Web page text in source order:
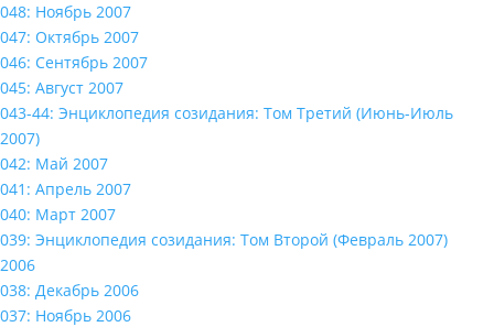
048: Ноябрь 2007
047: Октябрь 2007
046: Сентябрь 2007
045: Август 2007
043-44: Энциклопедия созидания: Том Третий (Июнь-Июль
2007)
042: Май 2007
041: Апрель 2007
040: Март 2007
039: Энциклопедия созидания: Том Второй (Февраль 2007)
2006
038: Декабрь 2006
037: Ноябрь 2006